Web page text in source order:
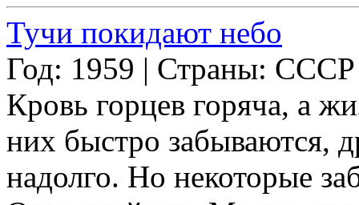
Тучи покидают небо
Год: 1959 | Страны: СССР
Кровь горцев горяча, а
них быстро забываются,
надолго. Но некоторые